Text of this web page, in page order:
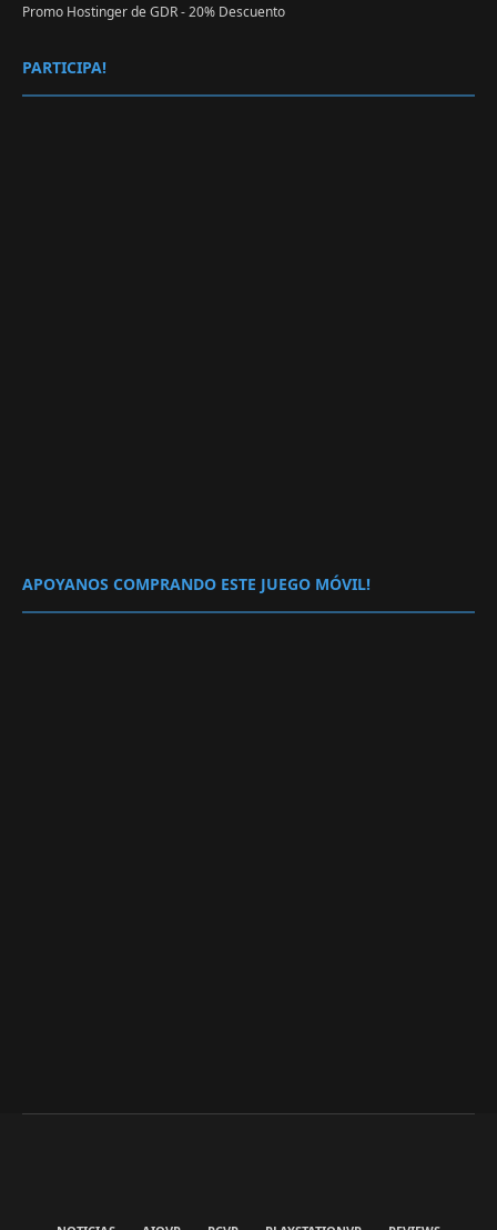
Promo Hostinger de GDR - 20% Descuento
PARTICIPA!
APOYANOS COMPRANDO ESTE JUEGO MÓVIL!